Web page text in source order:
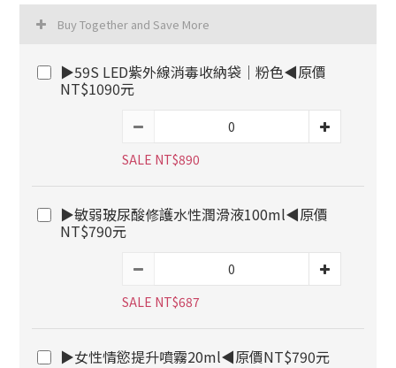
Buy Together and Save More
▶59S LED紫外線消毒收納袋｜粉色◀原價
NT$1090元
SALE NT$890
▶敏弱玻尿酸修護水性潤滑液100ml◀原價
NT$790元
SALE NT$687
▶女性情慾提升噴霧20ml◀原價NT$790元